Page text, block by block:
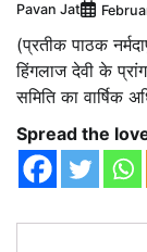
Pavan Jat
(प्रतीक पाठक
हिंगलाज देवी के
समिति का वार्षिक
Spread the